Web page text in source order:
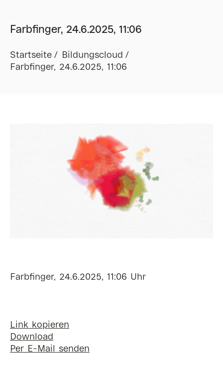
Farbfinger, 24.6.2025, 11:06
Startseite
Bildungscloud
Farbfinger, 24.6.2025, 11:06
Farbfinger, 24.6.2025, 11:06 Uhr
Link kopieren
Download
Per E-Mail senden